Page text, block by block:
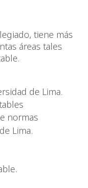
tiene más
áreas tales
de Lima.
normas
Lima.